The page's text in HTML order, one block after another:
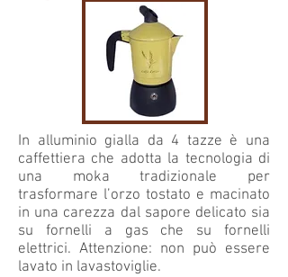
In alluminio gialla da 4 tazze è una
caffettiera che adotta la tecnologia di
una moka tradizionale per
trasformare l’orzo tostato e macinato
in una carezza dal sapore delicato sia
su fornelli a gas che su fornelli
elettrici. Attenzione: non può essere
lavato in lavastoviglie.